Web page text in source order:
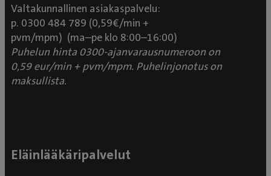
Valtakunnallinen asiakaspalvelu:
p. 0300 484 789 (0,59€/min +
pvm/mpm) (ma–pe klo 8:00–16:00)
Puhelun hinta 0300-ajanvarausnumeroon on
0,59 eur/min + pvm/mpm. Puhelinjonotus on
maksullista.
Eläinlääkäripalvelut